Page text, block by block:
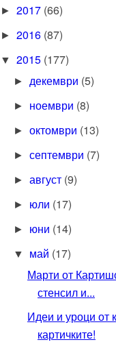
► 2017 (66)
► 2016 (87)
▼ 2015 (177)
► декември (5)
► ноември (8)
►октомври (13)
►септември (7)
►август (9)
► юли (17)
► юни (14)
▼ май (17)
Марти от
стенсил и...
Идеи и уроци от
картичките!